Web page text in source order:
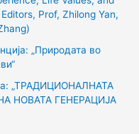
Prof, Zhilong Yan,
„Природата во
„ТРАДИЦИОНАЛНАТА
НОВАТА ГЕНЕРАЦИЈА